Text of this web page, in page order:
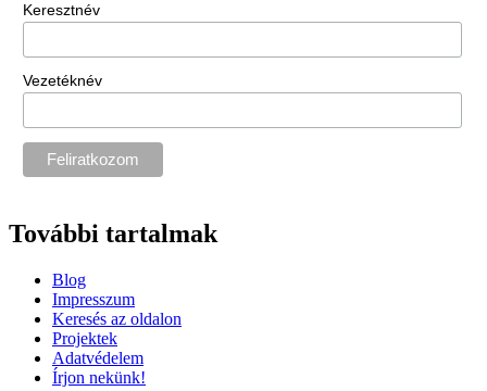
Keresztnév
Vezetéknév
További tartalmak
Blog
Impresszum
Keresés az oldalon
Projektek
Adatvédelem
Írjon nekünk!